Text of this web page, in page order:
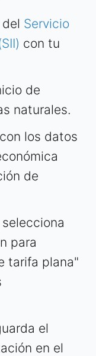
Servicio
con tu
de
naturales.
los datos
de
para
tarifa plana"
el
en el